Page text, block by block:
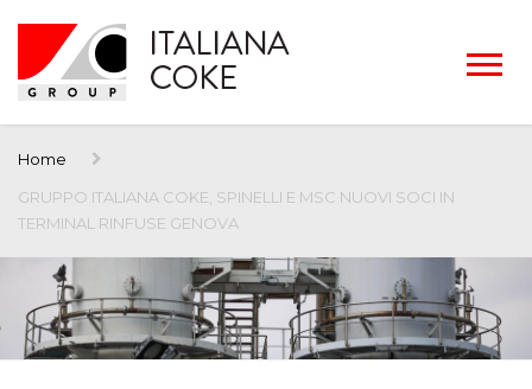
Home
GRUPPO ITALIANA COKE, SPINELLI E MSC NUOVI SOCI IN
TERMINAL RINFUSE GENOVA